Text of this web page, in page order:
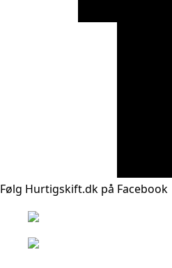
Følg Hurtigskift.dk på Facebook